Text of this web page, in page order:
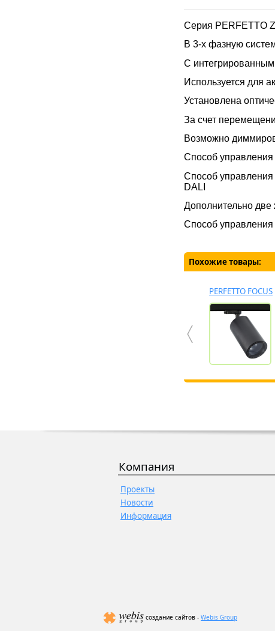
Серия PERFETTO
В 3-х фазную
С
Используется для
Установлена
За счет
Возможно
Способ
Способ
DALI
Дополнительно две
Способ управления
Похожие товары:
PERFETTO FOCUS
Компания
Проекты
Новости
Информация
создание сайтов - Webis Group